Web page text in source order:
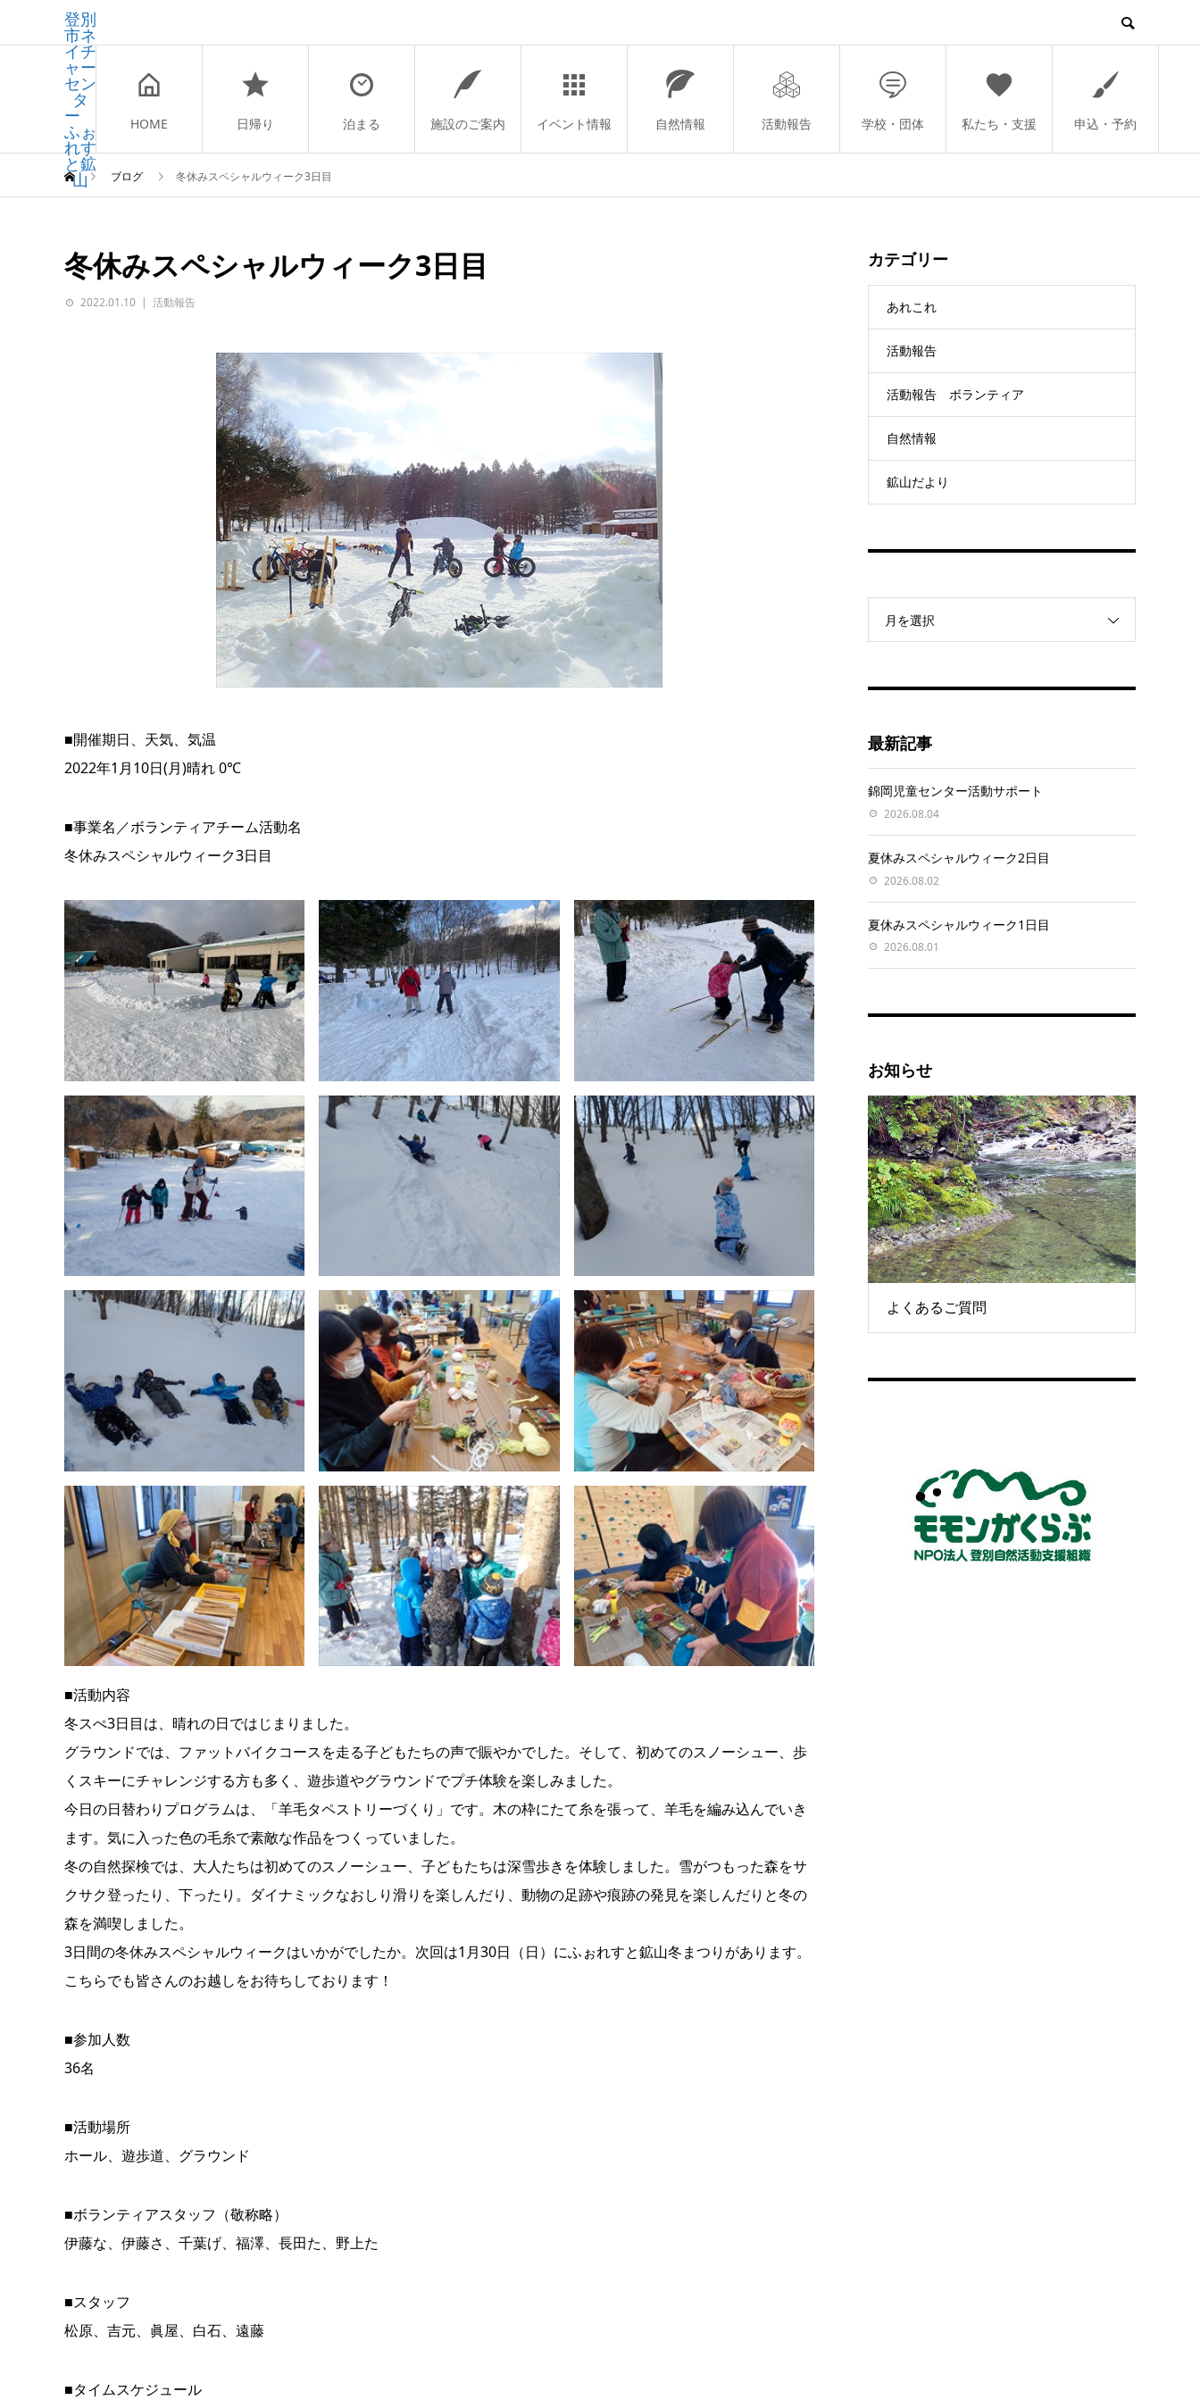
登別
市ネ
イチ
ャー
セン
タ
ー
ふぉ
れす
と鉱
山
HOME 日帰り 泊まる 施設のご案内 イベント情報 自然情報 活動報告 学校・団体 私たち・支援 申込・予約
ブログ 冬休みスペシャルウィーク3日目
冬休みスペシャルウィーク3日目
2022.01.10 活動報告
■開催期日、天気、気温
2022年1月10日(月)晴れ 0℃
■事業名／ボランティアチーム活動名
冬休みスペシャルウィーク3日目
■活動内容
冬スぺ3日目は、晴れの日ではじまりました。
グラウンドでは、ファットバイクコースを走る子どもたちの声で賑やかでした。そして、初めてのスノーシュー、歩
くスキーにチャレンジする方も多く、遊歩道やグラウンドでプチ体験を楽しみました。
今日の日替わりプログラムは、「羊毛タペストリーづくり」です。木の枠にたて糸を張って、羊毛を編み込んでいき
ます。気に入った色の毛糸で素敵な作品をつくっていました。
冬の自然探検では、大人たちは初めてのスノーシュー、子どもたちは深雪歩きを体験しました。雪がつもった森をサ
クサク登ったり、下ったり。ダイナミックなおしり滑りを楽しんだり、動物の足跡や痕跡の発見を楽しんだりと冬の
森を満喫しました。
3日間の冬休みスペシャルウィークはいかがでしたか。次回は1月30日（日）にふぉれすと鉱山冬まつりがあります。
こちらでも皆さんのお越しをお待ちしております！
■参加人数
36名
■活動場所
ホール、遊歩道、グラウンド
■ボランティアスタッフ（敬称略）
伊藤な、伊藤さ、千葉げ、福澤、長田た、野上た
■スタッフ
松原、吉元、眞屋、白石、遠藤
■タイムスケジュール
カテゴリー
あれこれ
活動報告
活動報告 ボランティア
自然情報
鉱山だより
月を選択
最新記事
錦岡児童センター活動サポート
2026.08.04
夏休みスペシャルウィーク2日目
2026.08.02
夏休みスペシャルウィーク1日目
2026.08.01
お知らせ
よくあるご質問